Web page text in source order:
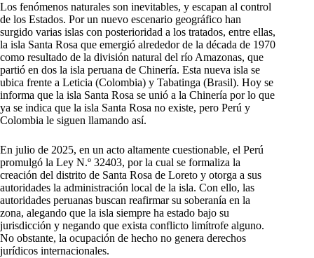
Los fenómenos naturales son inevitables, y escapan al control
de los Estados. Por un nuevo escenario geográfico han
surgido varias islas con posterioridad a los tratados, entre ellas,
la isla Santa Rosa que emergió alrededor de la década de 1970
como resultado de la división natural del río Amazonas, que
partió en dos la isla peruana de Chinería. Esta nueva isla se
ubica frente a Leticia (Colombia) y Tabatinga (Brasil). Hoy se
informa que la isla Santa Rosa se unió a la Chinería por lo que
ya se indica que la isla Santa Rosa no existe, pero Perú y
Colombia le siguen llamando así.
En julio de 2025, en un acto altamente cuestionable, el Perú
promulgó la Ley N.º 32403, por la cual se formaliza la
creación del distrito de Santa Rosa de Loreto y otorga a sus
autoridades la administración local de la isla. Con ello, las
autoridades peruanas buscan reafirmar su soberanía en la
zona, alegando que la isla siempre ha estado bajo su
jurisdicción y negando que exista conflicto limítrofe alguno.
No obstante, la ocupación de hecho no genera derechos
jurídicos internacionales.